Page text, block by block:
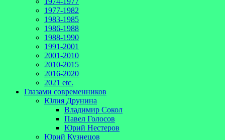
1977-1982
1983-1985
1986-1988
1988-1990
1991-2001
2001-2010
2010-2015
2016-2020
2021 etc.
Глазами современников
Юлия Друнина
Владимир Сокол
Павел Голосов
Юрий Нестеров
Юрий Кузнецов